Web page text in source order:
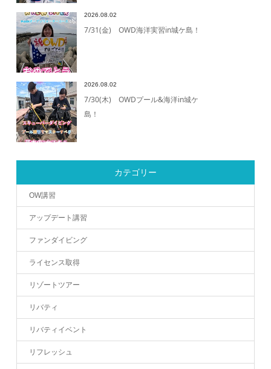
2026.08.02
7/31(金) OWD海洋実習in城ケ島！
2026.08.02
7/30(木) OWDプール&海洋in城ケ
島！
カテゴリー
OW講習
アップデート講習
ファンダイビング
ライセンス取得
リゾートツアー
リバティ
リバティイベント
リフレッシュ